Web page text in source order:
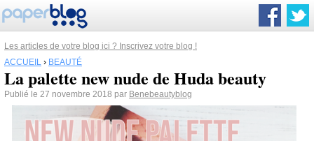
Les articles de votre blog ici ? Inscrivez votre blog !
ACCUEIL › BEAUTÉ
La palette new nude de Huda beauty
Publié le 27 novembre 2018 par Benebeautyblog